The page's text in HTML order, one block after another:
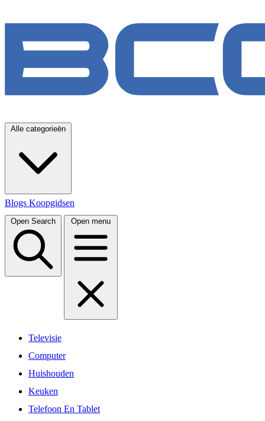
Alle categorieën
Blogs Koopgidsen
Open Search Open menu
Televisie
Computer
Huishouden
Keuken
Telefoon En Tablet